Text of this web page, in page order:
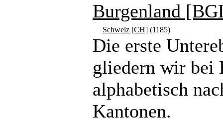
Burgenland
Schweiz [CH] (1185)
Die erste
gliedern wir bei
alphabetisch
Kantonen.